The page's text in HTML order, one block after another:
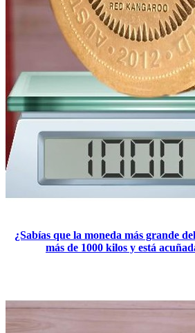
¿Sabías que la moneda más grande
más de 1000 kilos y está